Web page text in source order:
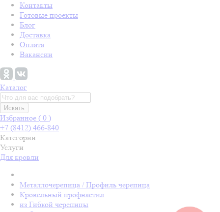
Контакты
Готовые проекты
Блог
Доставка
Оплата
Вакансии
Каталог
Искать
Избранное ( 0 )
+7 (8412) 466-840
Категории
Услуги
Для кровли
Металлочерепица / Профиль черепица
Кровельный профнастил
из Гибкой черепицы